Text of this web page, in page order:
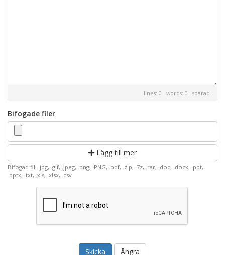
lines: 0 words: 0 sparad
Bifogade filer
Lägg till mer
Bifogad fil: .jpg, .gif, .jpeg, .png, .PNG, .pdf, .zip, .7z, .rar, .doc, .docx, .ppt,
.pptx, .txt, .xls, .xlsx, .csv
Ångra